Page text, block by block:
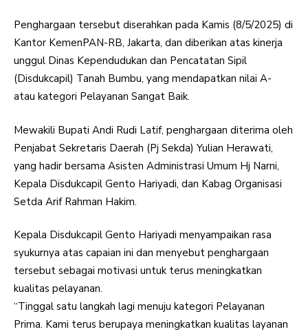
Penghargaan tersebut diserahkan pada Kamis (8/5/2025) di
Kantor KemenPAN-RB, Jakarta, dan diberikan atas kinerja
unggul Dinas Kependudukan dan Pencatatan Sipil
(Disdukcapil) Tanah Bumbu, yang mendapatkan nilai A-
atau kategori Pelayanan Sangat Baik.
Mewakili Bupati Andi Rudi Latif, penghargaan diterima oleh
Penjabat Sekretaris Daerah (Pj Sekda) Yulian Herawati,
yang hadir bersama Asisten Administrasi Umum Hj Narni,
Kepala Disdukcapil Gento Hariyadi, dan Kabag Organisasi
Setda Arif Rahman Hakim.
Kepala Disdukcapil Gento Hariyadi menyampaikan rasa
syukurnya atas capaian ini dan menyebut penghargaan
tersebut sebagai motivasi untuk terus meningkatkan
kualitas pelayanan.
“Tinggal satu langkah lagi menuju kategori Pelayanan
Prima. Kami terus berupaya meningkatkan kualitas layanan